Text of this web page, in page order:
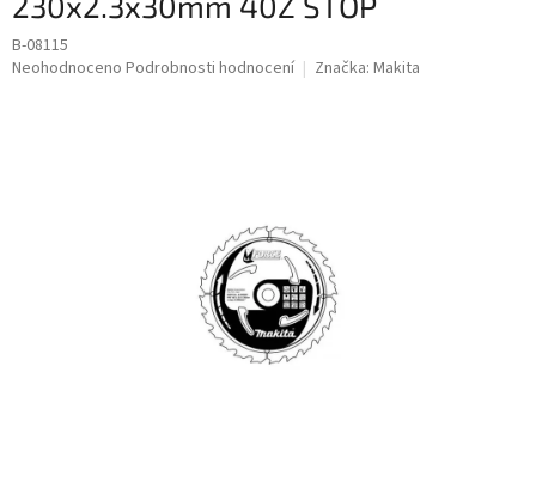
B-08115
Průměrné
Neohodnoceno Podrobnosti hodnocení Značka: Makita